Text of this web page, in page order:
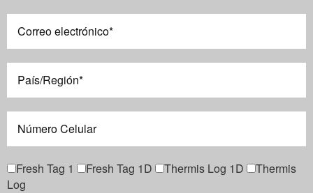
Fresh Tag 1 Fresh Tag 1D Thermis Log 1D
Thermis
Log